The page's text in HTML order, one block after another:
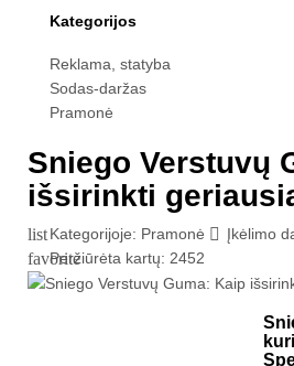
Kategorijos
Reklama, statyba
Sodas-daržas
Pramonė
Sniego Verstuvų
išsirinkti
listKategorijoje: Pramonė  Įkėlimo
favorite
Peržiūrėta kartų: 2452